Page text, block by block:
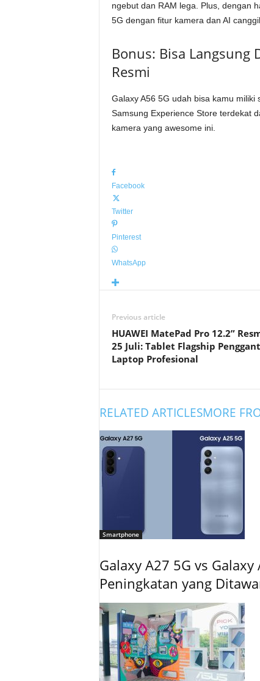
ngebut dan RAM lega. Plus, dengan
5G dengan fitur kamera dan AI
Bonus: Bisa Langsung
Resmi
Galaxy A56 5G udah bisa kamu
Samsung Experience Store terdekat
kamera yang awesome ini.
Facebook
Twitter
Pinterest
WhatsApp
Previous article
HUAWEI MatePad Pro 12.2”
25 Juli: Tablet Flagship
Laptop Profesional
RELATED ARTICLESMORE
Smartphone
Galaxy A27 5G vs
Peningkatan yang